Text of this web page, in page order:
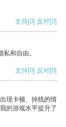
支持[0] 反对[0]
和自由。
支持[0] 反对[0]
现卡顿、掉线的情
的游戏水平提升了